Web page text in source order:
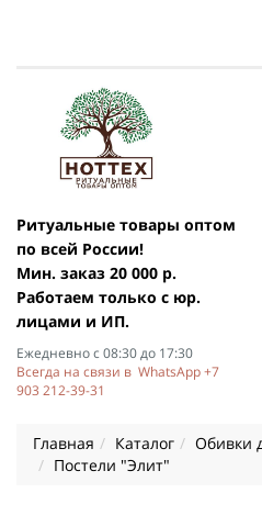
Ритуальные товары оптом
по всей России!
Мин. заказ 20 000 р.
Работаем только с юр.
лицами и ИП.
Ежедневно с 08:30 до 17:30
Всегда на связи в WhatsApp +7
903 212-39-31
Главная Каталог
Обивки
Постели "Элит"